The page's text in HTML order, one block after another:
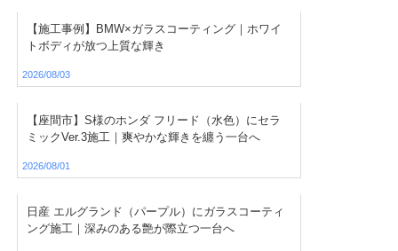
【施工事例】BMW×ガラスコーティング｜ホワイ
トボディが放つ上質な輝き
2026/08/03
【座間市】S様のホンダ フリード（水色）にセラ
ミックVer.3施工｜爽やかな輝きを纏う一台へ
2026/08/01
日産 エルグランド（パープル）にガラスコーティ
ング施工｜深みのある艶が際立つ一台へ